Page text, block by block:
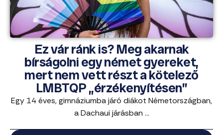
Ez vár ránk is? Meg akarnak
bírságolni egy német gyereket,
mert nem vett részt a kötelező
LMBTQP „érzékenyítésen”
Egy 14 éves, gimnáziumba járó diákot Németországban,
a Dachaui járásban ...